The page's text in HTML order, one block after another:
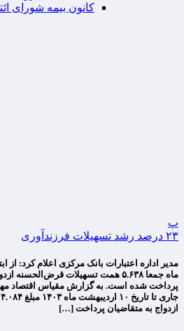
کانون بیمه شورای
پ
۲۳ درصد رشد تسهیلات فرزندآوری
ماه جمعا ۵.۶۳۸ همت تسهیلات
پرداخت شده است. به گزارش مقیاس اقتصاد
ازدواج به متقاضیان پرداخت […]